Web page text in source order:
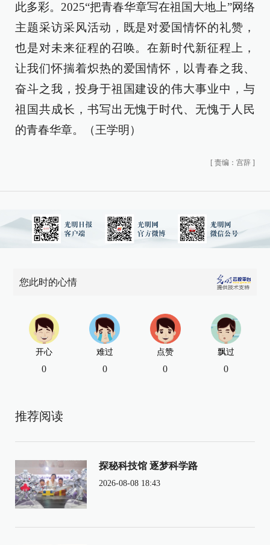
此多彩。2025“把青春华章写在祖国大地上”网络
主题采访采风活动，既是对爱国情怀的礼赞，
也是对未来征程的召唤。在新时代新征程上，
让我们怀揣着炽热的爱国情怀，以青春之我、
奋斗之我，投身于祖国建设的伟大事业中，与
祖国共成长，书写出无愧于时代、无愧于人民
的青春华章。（王学明）
[ 责编：宫辞 ]
您此时的心情
开心
0
难过
0
点赞
0
飘过
0
推荐阅读
探秘科技馆 逐梦科学路
2026-08-08 18:43